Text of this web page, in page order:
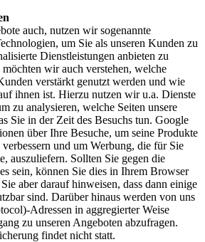
auch, nutzen wir sogenannte
um Sie als unseren Kunden zu
Dienstleistungen anbieten zu
wir auch verstehen, welche
verstärkt genutzt werden und wie
ihnen ist. Hierzu nutzen wir u.a. Dienste
zu analysieren, welche Seiten unsere
Sie in der Zeit des Besuchs tun. Google
über Ihre Besuche, um seine Produkte
und um Werbung, die für Sie
auszuliefern. Sollten Sie gegen die
sein, können Sie dies in Ihrem Browser
aber darauf hinweisen, dass dann einige
sind. Darüber hinaus werden von uns
Adressen in aggregierter Weise
zu unseren Angeboten abzufragen.
findet nicht statt.